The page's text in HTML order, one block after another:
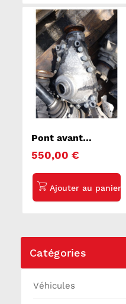
Pont avant
SERIE 5 F10
550,00 €
Catégories
Véhicules